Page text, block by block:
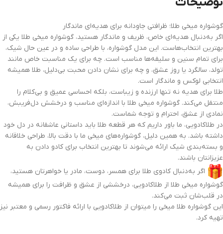
گوشواره میخی طلا؛ ظرافتی جاودانه برای هدیه‌ای ماندگار
اگر به‌دنبال هدیه‌ای خاص، ظریف و ماندگار هستید، گوشواره میخی طلا یکی از
بهترین انتخاب‌هاست. این مدل گوشواره، با طراحی ساده و در عین حال شیک،
برای تمام سنین و سلیقه‌ها مناسب است. چه برای یک مناسبت خاص مانند
تولد، سالگرد یا روز عشق، و چه برای نشان دادن محبت بی‌دلیل، طلا همیشه
انتخابی لوکس و ماندگار است.
طلا برای هدیه نه تنها ارزنده و زیباست، بلکه احساسی عمیق و بی‌کلام را
منتقل می‌کند. گوشواره میخی طلا با اندازه‌ای مناسب و درخشش دل‌فریبش،
نمادی از عشق، احترام و توجه شماست.
در طلاکادویی، ما باور داریم که هر قطعه طلا باید داستانی عاشقانه در دل خود
داشته باشد. به همین دلیل، گوشواره‌های میخی ما با دقت بالا، طراحی خلاقانه
و بسته‌بندی شیک ارائه می‌شوند تا بهترین انتخاب برای کادو دادن به
عزیزانتان باشند.
اگر به‌دنبال کادوی طلا برای همسر، دوست، مادر یا خواهرتان هستید،
گوشواره میخی طلا از طلاکادویی، درخششی از عشق و ظرافت را برای همیشه
در قلب‌شان ثبت می‌کند.
این گوشواره طلا میخی را میتوان از طلاکادویی با ارائه فاکتور رسمی و معتبر نیز
تهیه کرد.